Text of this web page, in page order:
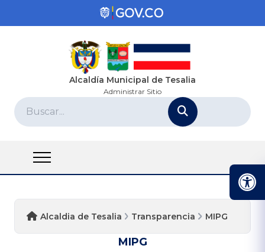
Alcaldía Municipal de Tesalia
Administrar Sitio
Alcaldia de Tesalia Transparencia MIPG
MIPG